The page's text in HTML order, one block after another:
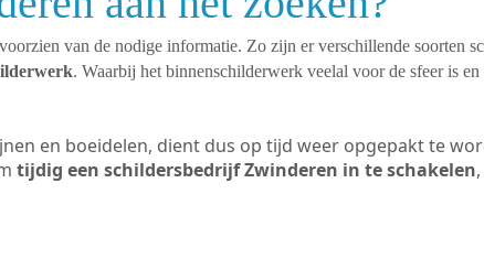
van de nodige informatie. Zo zijn er verschillende soorten
. Waarbij het binnenschilderwerk veelal voor de sfeer is
en boeidelen, dient dus op tijd weer opgepakt te
tijdig een schildersbedrijf Zwinderen in te schakelen